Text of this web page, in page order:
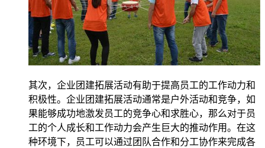
其次，企业团建拓展活动有助于提高员工的工作动力和
积极性。企业团建拓展活动通常是户外活动和竞争，如
果能够成功地激发员工的竞争心和求胜心，那么对于员
工的个人成长和工作动力会产生巨大的推动作用。在这
种环境下，员工可以通过团队合作和分工协作来完成各